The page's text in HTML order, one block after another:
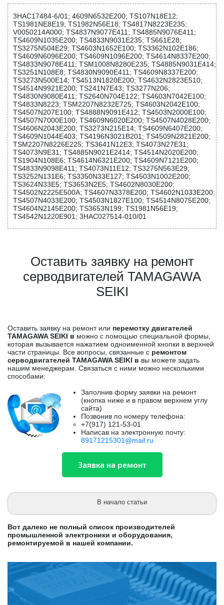
3HAC17484-6/01; 4609N6532E200; TS107N18E12;
TS1981NE8E19; TS1982N56E18; TS4817N8223E235;
V0050214A000; TS4837N9077E411; TS4885N9076E411;
TS4609N1035E200; TS4833N9031E235; TS661E28;
TS3275N504E29; TS4603N1652E100; TS3362N102E186;
TS4609N6096E200; TS4609N1096E200; TS4614N8337E200;
TS4833N9078E411; TSM1008N8280E235; TS4885N9031E414;
TS3251N108E8; TS4830N9090E411; TS4609N8337E200;
TS3273N500E14; TS4513N1820E200; TS4632N2823E510;
TS4514N9921E200; TS241N7E43; TS3277N206;
TS4830N9080E411; TS2640N704E122; TS4603N7042E100;
TS4833N8223; TSM2207N8232E725; TS4603N2042E100;
TS4507N207E100; TS4888N9091E412; TS4503N2000E100;
TS4507N7000E100; TS4609N6020E200; TS4507N4028E200;
TS4606N2043E200; TS3273N215E14; TS4609N6407E200;
TS4609N1044E403; TS4196N3021B201; TS4509N2821E200;
TSM2207N8226E225; TS3641N12E3; TS4073N27E31;
TS4073N9E31; TS4885N9021E2414; TS4514N2020E200;
TS1904N108E6; TS4614N6321E200; TS4609N7121E200;
TS4833N9098E411; TS4073N11E12; TS3275N563E29;
TS3252N131E6; TS3350N33E127; TS4503N1002E200;
TS3624N33E5; TS3653N2E5; TS4602N8030E200;
TS4502N2225E500A; TS4607N3378E200; TS4602N1033E200;
TS4507N4033E200; TS4503N1827E100; TS4514N8075E200;
TS4604N2145E200; TS3653N199; TS1981N56E19;
TS4542N1220E901; 3HAC027514-010/01
Оставить заявку на ремонт
серводвигателей TAMAGAWA
SEIKI
Оставить заявку на ремонт или перемотку двигателей
TAMAGAWA SEIKI в можно с помощью специальной формы,
которая вызывается нажатием одноименной кнопки в верхней
части страницы. Все вопросы, связанные с ремонтом
серводвигателей TAMAGAWA SEIKI в вы можете задать
нашим менеджерам. Связаться с ними можно несколькими
способами:
Заполнив форму заявки на ремонт
(кнопка ниже и в правом верхнем углу
сайта)
Позвонив по номеру телефона:
+7(917) 121-53-01
Написав на электронную почту:
89171215301@mail.ru
В начало статьи
Вот далеко не полный список производителей
промышленной электроники и оборудования,
ремонтируемой в нашей компании.